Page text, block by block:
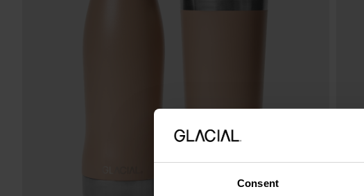
Consent